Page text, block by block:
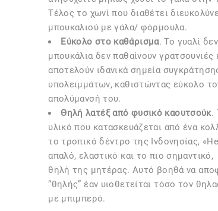
Τέλος το χωνί που διαθέτει
μπουκαλιού με γάλα/ φόρμουλα.
Εύκολο στο καθάρισμα. Το γυαλί
μπουκάλια δεν παθαίνουν γρατσουνιές
αποτελούν ιδανικά σημεία
υπολειμμάτων, καθιστώντας εύκολο
απολύμανσή του.
Θηλή λατέξ από φυσικό καουτσούκ.
υλικό που κατασκευάζεται από ένα
το τροπικό δέντρο της Ινδονησίας,
απαλό, ελαστικό και το πιο
θηλή της μητέρας. Αυτό βοηθά να
“θηλής” έαν υιοθετείται τόσο τον
με μπιμπερό.